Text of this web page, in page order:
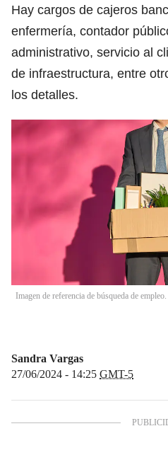
Hay cargos de cajeros
enfermería, contador
administrativo, servicio al
de infraestructura, entre
los detalles.
Imagen de referencia de búsqueda de
Sandra Vargas
27/06/2024 - 14:25 GMT-5